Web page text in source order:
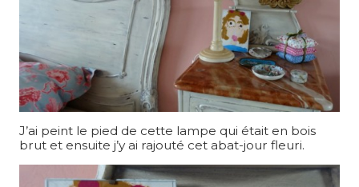
J’ai peint le pied de cette lampe qui était en bois
brut et ensuite j’y ai rajouté cet abat-jour fleuri.